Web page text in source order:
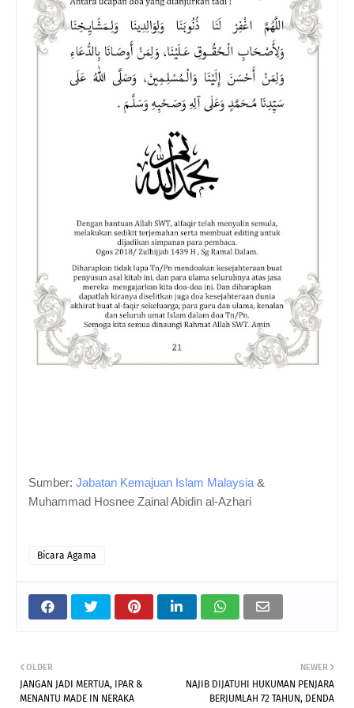
Sumber: Jabatan Kemajuan Islam Malaysia &
Muhammad Hosnee Zainal Abidin al-Azhari
Bicara Agama
NEWER
NAJIB DIJATUHI HUKUMAN PENJARA
BERJUMLAH 72 TAHUN, DENDA
OLDER
JANGAN JADI MERTUA, IPAR &
MENANTU MADE IN NERAKA